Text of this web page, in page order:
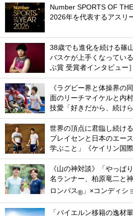
Number SPORTS OF
2026年を代表するアスリ
38歳でも進化を続ける篠
バスケが上手くなってい
ぶ賞 受賞者インタビュー］
《ラグビー界と体操界の
面のリーチマイケルと内
技愛「好きだから、続けら
世界の頂点に君臨し続け
ブレイセンと日本のエー
学ぶこと」《ケイリン国
《山の神対談》「やっぱ
名ランナー、柏原竜二と
ロンパス® 」×コンディシ
「バイエルン移籍の逸材